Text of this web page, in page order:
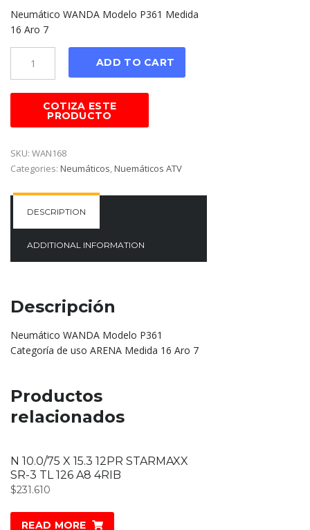
Neumático WANDA Modelo P361 Medida
16 Aro 7
ADD TO CART
SKU: WAN168
Categories: Neumáticos,Nuemáticos ATV
DESCRIPTION
ADDITIONAL INFORMATION
Descripción
Neumático WANDA Modelo P361
Categoría de uso ARENA Medida 16 Aro 7
Productos
relacionados
N 10.0/75 X 15.3 12PR STARMAXX
SR-3 TL 126 A8 4RIB
$231.610
READ MORE